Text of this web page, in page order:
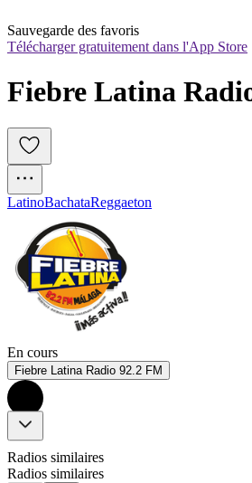
Sauvegarde des favoris
Télécharger gratuitement dans l'App Store
LatinoBachataReggaeton
En cours
Fiebre Latina Radio 92.2 FM
Radios similaires
Radios similaires